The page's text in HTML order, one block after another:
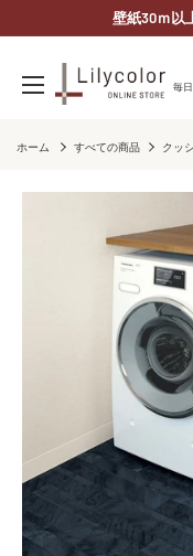
壁紙30ｍ以
毎​
リ
カ
ホーム すべての商品 クッ